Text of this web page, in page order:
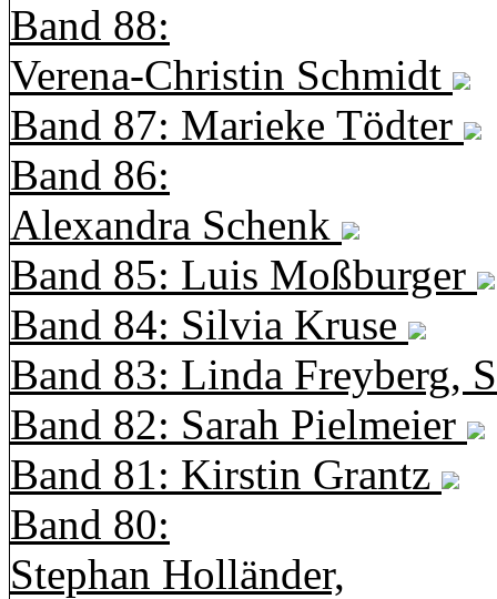
Band 88:
Verena-Christin Schmidt
Band 87: Marieke Tödter
Band 86:
Alexandra Schenk
Band 85: Luis Moßburger
Band 84: Silvia Kruse
Band 83: Linda Freyberg,
Band 82: Sarah Pielmeier
Band 81: Kirstin Grantz
Band 80:
Stephan Holländer,